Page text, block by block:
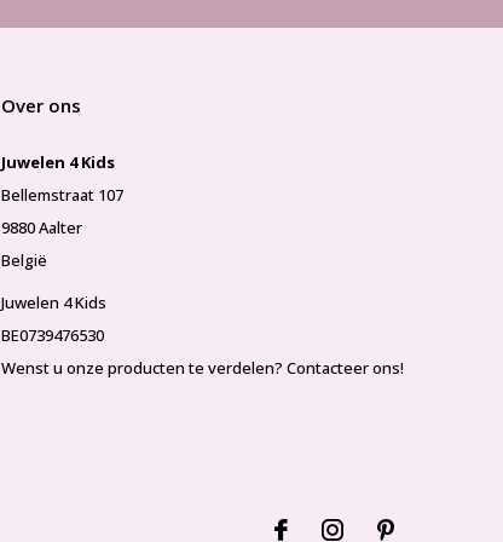
Over ons
Juwelen 4 Kids
Bellemstraat 107
9880 Aalter
België
Juwelen 4 Kids
BE0739476530
Wenst u onze producten te verdelen? Contacteer ons!